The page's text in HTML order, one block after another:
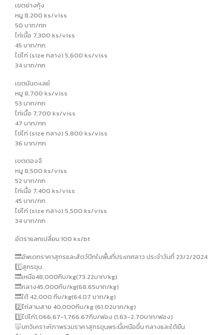
เขตย่างกุ้ง
หมู 8,200 ks/viss
50 บาท/กก
ไก่เนื้อ 7,300 ks/viss
45 บาท/กก
ไข่ไก่ (size กลาง) 5,600 ks/viss
34 บาท/กก
เขตมันดะเลย์
หมู 8,700 ks/viss
53 บาท/กก
ไก่เนื้อ 7,700 ks/viss
47 บาท/กก
ไข่ไก่ (size กลาง) 5,800 ks/viss
36 บาท/กก
เขตตองจี
หมู 8,500 ks/viss
52 บาท/กก
ไก่เนื้อ 7,400 ks/viss
45 บาท/กก
ไข่ไก่ (size กลาง) 5,500 ks/viss
34 บาท/กก
อัตราแลกเปลี่ยน 100 ks/bt
🔜อัพเดทราคาสุกรและสัตว์ปีกในพื้นที่ประเทศลาว ประจำวันที่ 23/2/2024
1️⃣สุกรขุน
🔜เหนือ48,000กีบ/kg(73.22บาท/kg)
🔜กลาง45,000กีบ/kg(68.65บาท/kg)
🔜ใต้ 42,000 กีบ/kg(64.07 บาท/kg)
2️⃣ไก่สามสาย 40,000กีบ/kg (61.02บาท/kg)
3️⃣ไข่ไก่1,066.67-1,766.67กีบ/ฟอง (1.63-2.70บาท/ฟอง)
🐷บทวิเคราะห์ภาพรวมราคาสุกรขุนพระนี้เหนือขึ้น กลางและใต้ยืน